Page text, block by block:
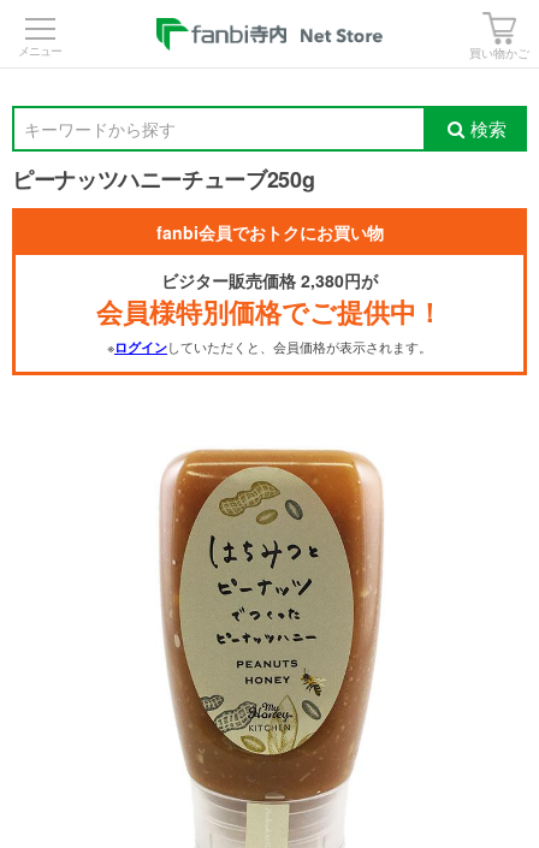
買い物かご
キーワードから探す 検索
ピーナッツハニーチューブ250g
fanbi会員でおトクにお買い物
ビジター販売価格 2,380円が
会員様特別価格でご提供中！
※ログインしていただくと、会員価格が表示されます。